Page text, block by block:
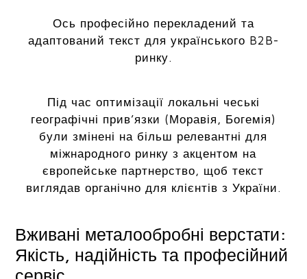
Ось професійно перекладений та
адаптований текст для українського B2B-
ринку.
Під час оптимізації локальні чеські
географічні прив’язки (Моравія, Богемія)
були змінені на більш релевантні для
міжнародного ринку з акцентом на
європейське партнерство, щоб текст
виглядав органічно для клієнтів з України.
Вживані металообробні верстати:
Якість, надійність та професійний